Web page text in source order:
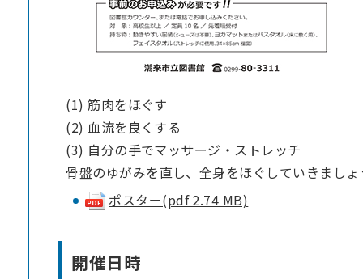
(1) 筋肉をほぐす
(2) 血流を良くする
(3) 自分の手で​マッサージ・ストレッチ
骨盤のゆがみを直し、全身をほぐしていきましょ
ポスター(pdf 2.74 MB)
開催日時